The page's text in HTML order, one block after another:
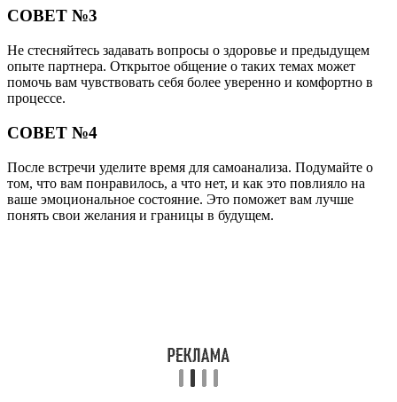
СОВЕТ №3
Не стесняйтесь задавать вопросы о здоровье и предыдущем
опыте партнера. Открытое общение о таких темах может
помочь вам чувствовать себя более уверенно и комфортно в
процессе.
СОВЕТ №4
После встречи уделите время для самоанализа. Подумайте о
том, что вам понравилось, а что нет, и как это повлияло на
ваше эмоциональное состояние. Это поможет вам лучше
понять свои желания и границы в будущем.